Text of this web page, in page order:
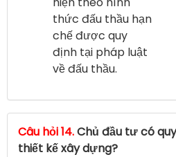
thức đấu thầu hạn
chế được quy
định tại pháp luật
về đấu thầu.
Câu hỏi 14.Chủ đầu tư có
thiết kế xây dựng?